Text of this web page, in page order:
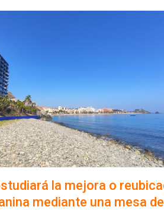
la mejora o
mediante una mesa de